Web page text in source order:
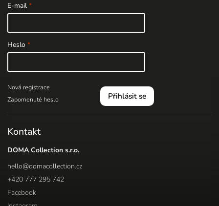
E-mail
Heslo
Přihlásit se
Nová registrace
Zapomenuté heslo
Kontakt
DOMA Collection s.r.o.
hello@domacollection.cz
+420 777 295 742
Facebook